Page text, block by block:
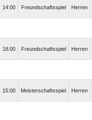
14:00 Freundschaftsspiel Herren
18:00 Freundschaftsspiel Herren
15:00 Meisterschaftsspiel Herren